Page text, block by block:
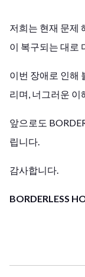
저희는 현재 문제
이 복구되는 대로
이번 장애로 인해
리며, 너그러운
앞으로도
립니다.
감사합니다.
BORDERLESS